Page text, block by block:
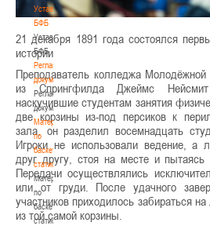
Устав
БФБ
Устав
БФБ
Регламентирующие
документы
Регламентирующие
документы
Материалы
по
баскетбольной
статистике
Материалы
по
баскетбольной
статистике
21 декабря 1891 года состоялся
истории
Преподаватель колледжа Молодёжной
из Спрингфилда Джеймс
наскучившие студентам занятия
две корзины из-под персиков к
зала, он разделил восемнадцать
Игроки не использовали ведение, а
друг другу, стоя на месте и пытаясь
Передачи осуществлялись
или от груди. После удачного
участников приходилось забираться
из той самой корзины.